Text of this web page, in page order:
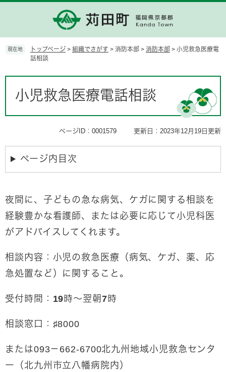
の
す。
ー
し
現在地 トップページ > 組織でさがす > 消防本部 > 消防本部 > 小児救急医療電
話相談
小児救急医療電話相談
ページID：0001579 更新日：2023年12月19日更新
ページ内目次
夜間に、子どもの急な病気、ケガに関する相談を
経験豊かな看護師、または必要に応じて小児科医
がアドバイスしてくれます。
相談内容：小児の救急医療（病気、ケガ、薬、応
急処置など）に関すること。
受付時間：19時～翌朝7時
相談窓口：♯8000
または093－662-6700北九州地域小児救急センタ
ー（北九州市立八幡病院内）